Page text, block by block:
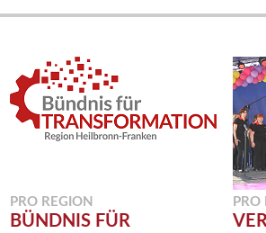
PRO REGION
BÜNDNIS FÜR
PRO